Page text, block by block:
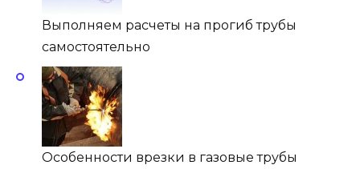
Выполняем расчеты на прогиб трубы
самостоятельно
Особенности врезки в газовые трубы